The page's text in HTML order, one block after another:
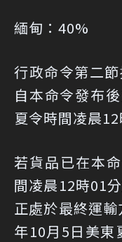
緬甸：40%
行政命令第二
自本命令發布
夏令時間凌晨
若貨品已在本
間凌晨12時01
正處於最終運
年10月5日美東